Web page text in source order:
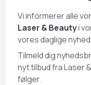
Vi informerer alle
Laser & Beautyi
vores daglige
Tilmeld dig
nyt tilbud fra Laser
følger.